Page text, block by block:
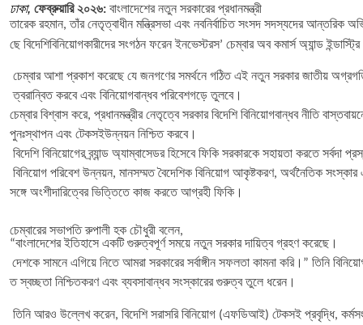
ঢাকা, ফেব্রুয়ারি ২০২৬: বাংলাদেশের নতুন সরকারের প্রধানমন্ত্রী
তারেক রহমান, তাঁর নেতৃত্বাধীন মন্ত্রিসভা এবং নবনির্বাচিত সংসদ সদস্যদের আন্তরিক
ছে বিদেশিবিনিয়োগকারীদের সংগঠন ফরেন ইনভেস্টরস’ চেম্বার অব কমার্স অ্যান্ড ইন্ডাস্ট্রি
চেম্বার আশা প্রকাশকরেছে যে জনগণের সমর্থনে গঠিত এই নতুন সরকার জাতীয়
ত্বরান্বিত করবে এবং বিনিয়োগবান্ধব পরিবেশগড়ে তুলবে।
চেম্বার বিশ্বাস করে, প্রধানমন্ত্রীর নেতৃত্বে সরকার বিদেশি বিনিয়োগবান্ধব নীতি
পুনঃস্থাপন এবং টেকসইউন্নয়ন নিশ্চিত করবে।
বিদেশি বিনিয়োগের ব্র্যান্ড অ্যাম্বাসেডর হিসেবে ফিকি সরকারকে সহায়তা করতেসর্বদা
বিনিয়োগ পরিবেশ উন্নয়ন, মানসম্মত বৈদেশিক বিনিয়োগ আকৃষ্টকরণ, অর্থনৈতিক সংস্কার
সঙ্গে অংশীদারিত্বের ভিত্তিতে কাজ করতে আগ্রহী ফিকি ।
চেম্বারের সভাপতি রুপালী হক চৌধুরী বলেন,
“বাংলাদেশের ইতিহাসে একটি গুরুত্বপূর্ণ সময়ে নতুন সরকারদায়িত্ব গ্রহণ করেছে ।
দেশকে সামনে এগিয়ে নিতে আমরা সরকারের সর্বাঙ্গীন সফলতা কামনা করি।” তিনি
ত স্বচ্ছতা নিশ্চিতকরণ এবং ব্যবসাবান্ধব সংস্কারের গুরুত্ব তুলে ধরেন ।
তিনি আরও উল্লেখ করেন, বিদেশি সরাসরিবিনিয়োগ (এফডিআই) টেকসই প্রবৃদ্ধি,